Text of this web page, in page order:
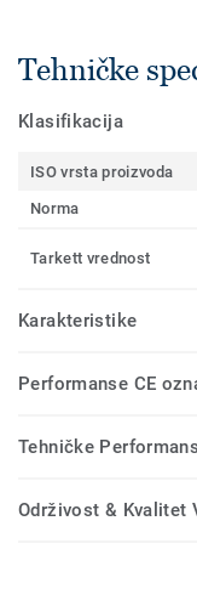
Tehničke
Klasifikacija
ISO vrsta proizvoda
Norma
Tarkett vrednost
Karakteristike
Performanse CE
Tehničke
Održivost & Kvalitet